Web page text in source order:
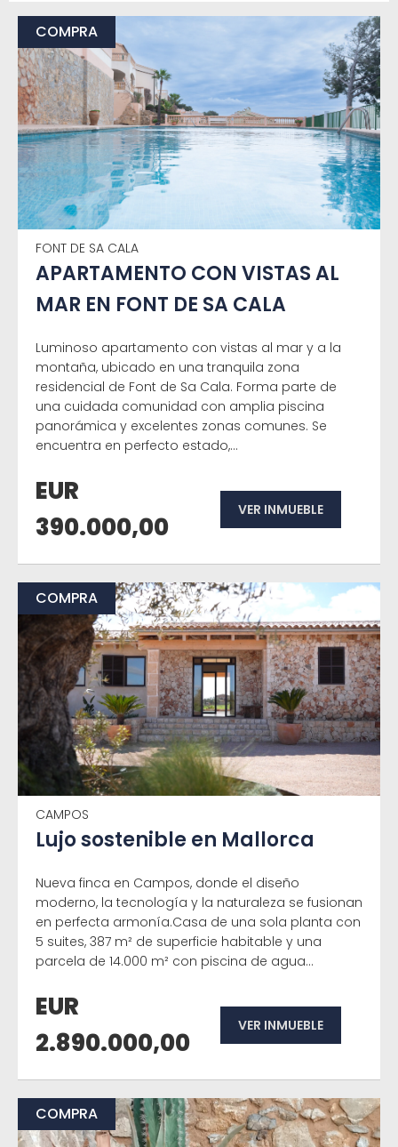
COMPRA
FONT DE SA CALA
APARTAMENTO CON VISTAS AL
MAR EN FONT DE SA CALA
Luminoso apartamento con vistas al mar y a la
montaña, ubicado en una tranquila zona
residencial de Font de Sa Cala. Forma parte de
una cuidada comunidad con amplia piscina
panorámica y excelentes zonas comunes. Se
encuentra en perfecto estado,...
EUR
390.000,00
VER INMUEBLE
COMPRA
CAMPOS
Lujo sostenible en Mallorca
Nueva finca en Campos, donde el diseño
moderno, la tecnología y la naturaleza se fusionan
en perfecta armonía.Casa de una sola planta con
5 suites, 387 m² de superficie habitable y una
parcela de 14.000 m² con piscina de agua...
EUR
2.890.000,00
VER INMUEBLE
COMPRA